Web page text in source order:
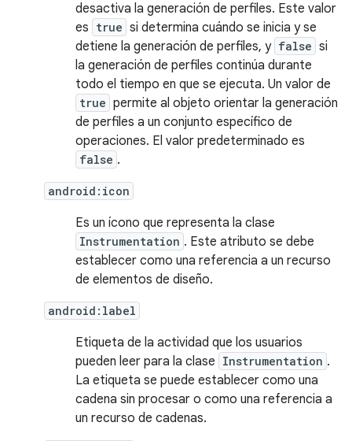
desactiva la generación de perfiles. Este valor
es true si determina cuándo se inicia y se
detiene la generación de perfiles, y false si
la generación de perfiles continúa durante
todo el tiempo en que se ejecuta. Un valor de
true permite al objeto orientar la generación
de perfiles a un conjunto específico de
operaciones. El valor predeterminado es
false .
android:icon
Es un ícono que representa la clase
Instrumentation . Este atributo se debe
establecer como una referencia a un recurso
de elementos de diseño.
android:label
Etiqueta de la actividad que los usuarios
pueden leer para la clase Instrumentation .
La etiqueta se puede establecer como una
cadena sin procesar o como una referencia a
un recurso de cadenas.